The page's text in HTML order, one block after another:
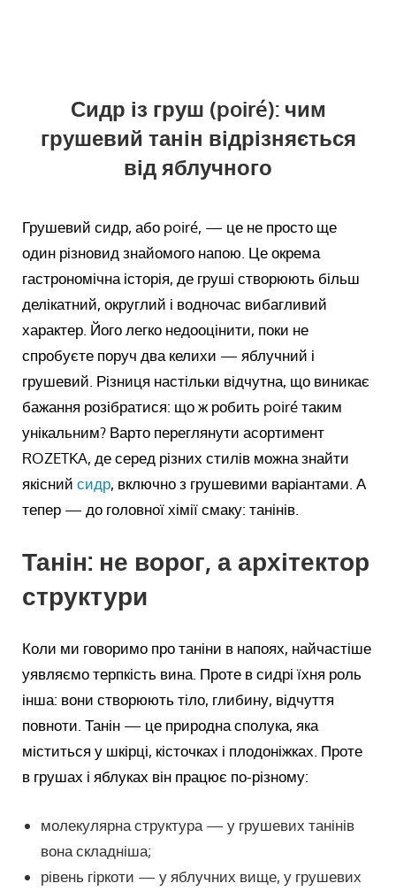
Сидр із груш (poiré): чим
грушевий танін відрізняється
від яблучного
Грушевий сидр, або poiré, — це не просто ще
один різновид знайомого напою. Це окрема
гастрономічна історія, де груші створюють більш
делікатний, округлий і водночас вибагливий
характер. Його легко недооцінити, поки не
спробуєте поруч два келихи — яблучний і
грушевий. Різниця настільки відчутна, що виникає
бажання розібратися: що ж робить poiré таким
унікальним? Варто переглянути асортимент
ROZETKA, де серед різних стилів можна знайти
якіснийсидр, включно з грушевими варіантами. А
тепер — до головної хімії смаку: танінів.
Танін: не ворог, а архітектор
структури
Коли ми говоримо про таніни в напоях, найчастіше
уявляємо терпкість вина. Проте в сидрі їхня роль
інша: вони створюють тіло, глибину, відчуття
повноти. Танін — це природна сполука, яка
міститься у шкірці, кісточках і плодоніжках. Проте
в грушах і яблуках він працює по-різному:
молекулярна структура — у грушевих танінів
вона складніша;
рівень гіркоти — у яблучних вище, у грушевих